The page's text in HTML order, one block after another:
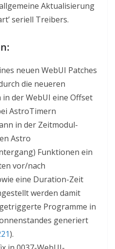
Aktualisierung
seriell Treibers.
neuen WebUI Patches
die neueren
in der WebUI eine Offset
AstroTimern
in der Zeitmodul-
Astro
Funktionen ein
vor/nach
eine Duration-Zeit
werden damit
Programme in
generiert
).